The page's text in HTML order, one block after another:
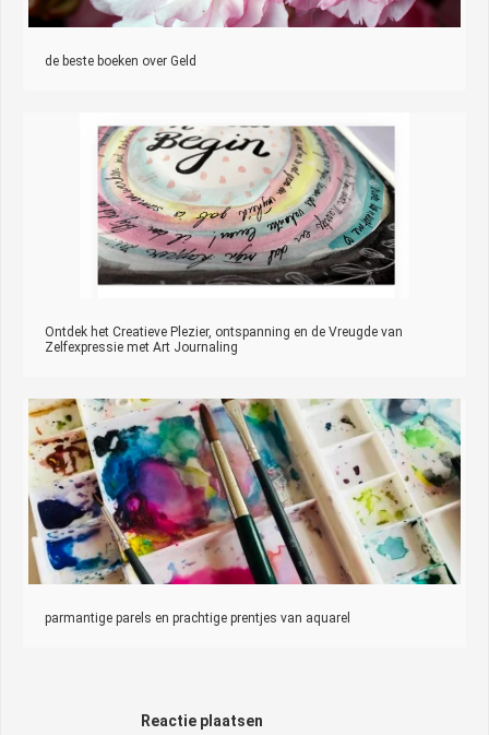
de beste boeken over Geld
Ontdek het Creatieve Plezier, ontspanning en de Vreugde van
Zelfexpressie met Art Journaling
parmantige parels en prachtige prentjes van aquarel
Reactie plaatsen